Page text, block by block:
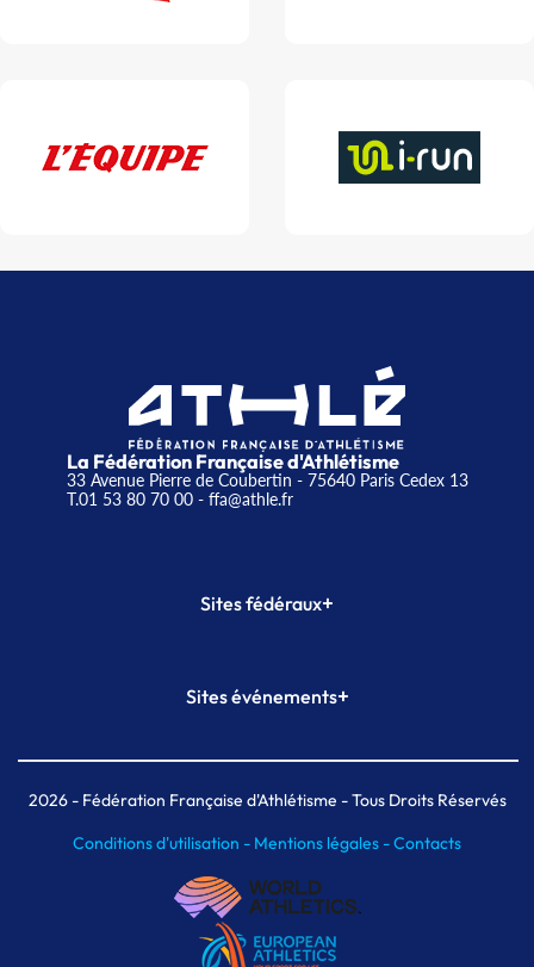
La Fédération Française d'Athlétisme
33 Avenue Pierre de Coubertin - 75640 Paris Cedex 13
T.01 53 80 70 00- ffa@athle.fr
Sites fédéraux+
Plateforme Formation
Sites événements+
Meeting de Paris indoor
MAIF Ekiden de Paris
2026- Fédération Française d'Athlétisme - Tous Droits Réservés
Conditions d'utilisation - Mentions légales -Contacts